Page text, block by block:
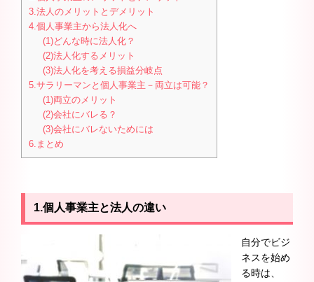
3.法人のメリットとデメリット
4.個人事業主から法人化へ
(1)どんな時に法人化？
(2)法人化するメリット
(3)法人化を考える損益分岐点
5.サラリーマンと個人事業主－両立は可能？
(1)両立のメリット
(2)会社にバレる？
(3)会社にバレないためには
6.まとめ
1.個人事業主と法人の違い
自分でビジ
ネスを始め
る時は、